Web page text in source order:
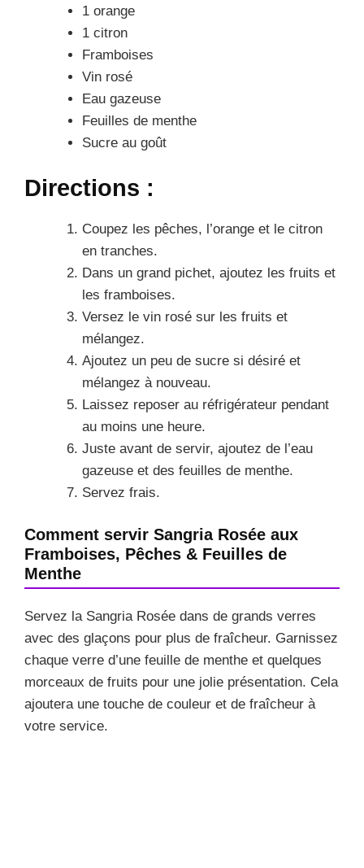
1 orange
1 citron
Framboises
Vin rosé
Eau gazeuse
Feuilles de menthe
Sucre au goût
Directions :
Coupez les pêches, l’orange et le citron
en tranches.
Dans un grand pichet, ajoutez les fruits et
les framboises.
Versez le vin rosé sur les fruits et
mélangez.
Ajoutez un peu de sucre si désiré et
mélangez à nouveau.
Laissez reposer au réfrigérateur pendant
au moins une heure.
Juste avant de servir, ajoutez de l’eau
gazeuse et des feuilles de menthe.
Servez frais.
Comment servir Sangria Rosée aux
Framboises, Pêches & Feuilles de
Menthe
Servez la Sangria Rosée dans de grands verres
avec des glaçons pour plus de fraîcheur. Garnissez
chaque verre d’une feuille de menthe et quelques
morceaux de fruits pour une jolie présentation. Cela
ajoutera une touche de couleur et de fraîcheur à
votre service.